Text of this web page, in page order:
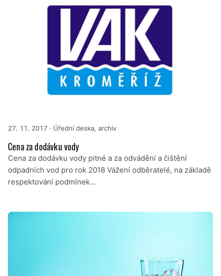
27. 11. 2017 · Úřední deska, archiv
Cena za dodávku vody
Cena za dodávku vody pitné a za odvádění a čištění
odpadních vod pro rok 2018 Vážení odběratelé, na základě
respektování podmínek…